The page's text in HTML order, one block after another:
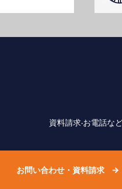
資料請求‧お電話な
お問い合わせ・資料請求